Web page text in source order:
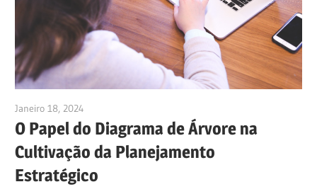
Janeiro 18, 2024
O Papel do Diagrama de Árvore na
Cultivação da Planejamento
Estratégico